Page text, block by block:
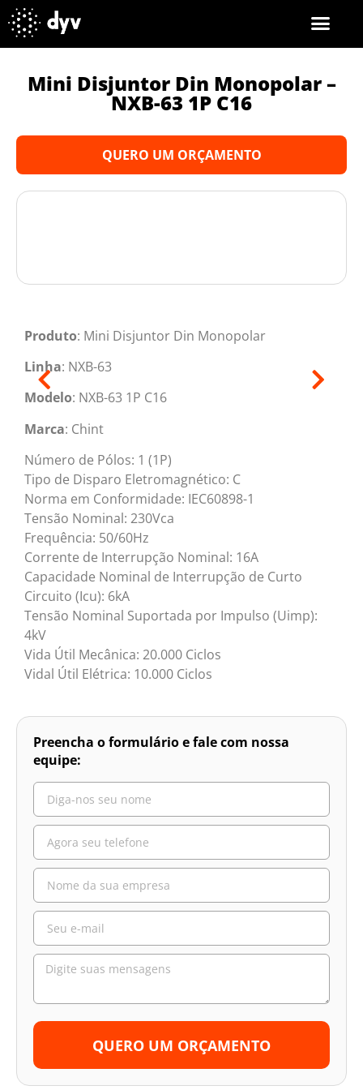
Mini Disjuntor Din Monopolar –
NXB-63 1P C16
QUERO UM ORÇAMENTO
Produto: Mini Disjuntor Din Monopolar
Linha: NXB-63
Modelo: NXB-63 1P C16
Marca: Chint
Número de Pólos: 1 (1P)
Tipo de Disparo Eletromagnético: C
Norma em Conformidade: IEC60898-1
Tensão Nominal: 230Vca
Frequência: 50/60Hz
Corrente de Interrupção Nominal: 16A
Capacidade Nominal de Interrupção de Curto
Circuito (Icu): 6kA
Tensão Nominal Suportada por Impulso (Uimp):
4kV
Vida Útil Mecânica: 20.000 Ciclos
Vidal Útil Elétrica: 10.000 Ciclos
Preencha o formulário e fale com nossa
equipe:
QUERO UM ORÇAMENTO